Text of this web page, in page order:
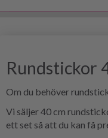
Rundstickor
Om du behöver
Vi säljer 40 cm
ett set så att du kan få